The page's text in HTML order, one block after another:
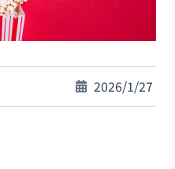
2026/1/27